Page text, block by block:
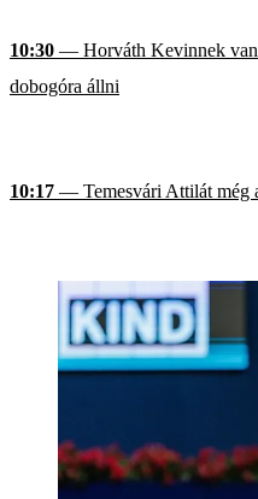
10:30 — Horváth Kevinnek van
dobogóra állni
10:17 — Temesvári Attilát még